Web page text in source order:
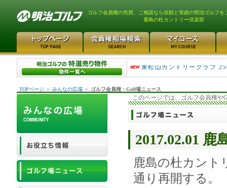
ゴルフ会員権の売買、ご相談なら信頼と実績の明治ゴルフを
鹿島の杜カントリー倶楽部
平塚富士見カントリーク
東松山カントリークラブ
TOPページ ＞ みんなの広場 ＞ ゴルフ会員権・Golf場ニュース
このページでは、ゴルフ会員権や
2017.02.01
鹿島の杜カント
通り再開する。